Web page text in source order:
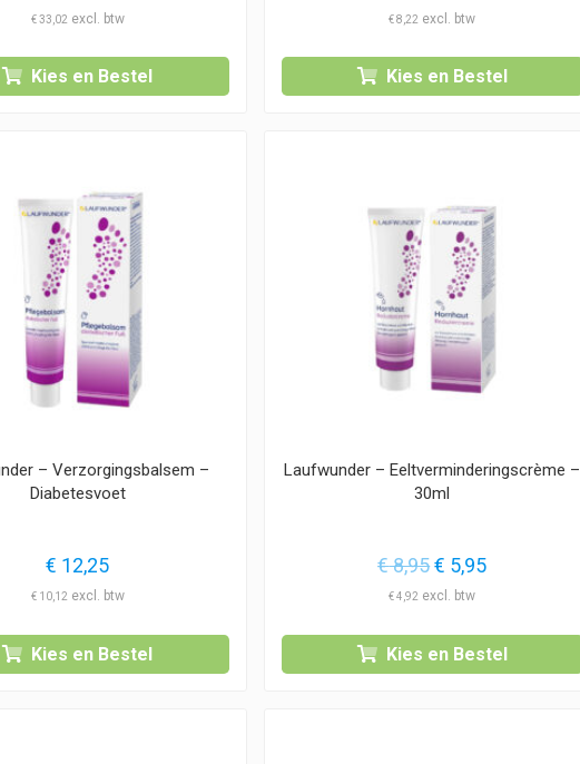
€ 44,95
€33,02
Kies en Bestel
€8,22
Kies en Bestel
– Verzorgingsbalsem –
Diabetesvoet
€ 12,25
€10,12
Kies en Bestel
Laufwunder – Eeltverminderingscrème –
30ml
€8,95Oorspronkelijke
prijs
€ 8,95.
€ 5,95Huidige
€ 5,95.
€4,92
Kies en Bestel